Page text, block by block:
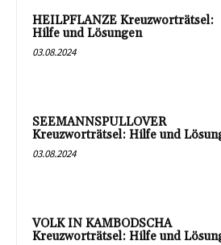
HEILPFLANZE Kreuzworträtsel:
Hilfe und Lösungen
03.08.2024
SEEMANNSPULLOVER
Kreuzworträtsel: Hilfe und
03.08.2024
VOLK IN KAMBODSCHA
Kreuzworträtsel: Hilfe und